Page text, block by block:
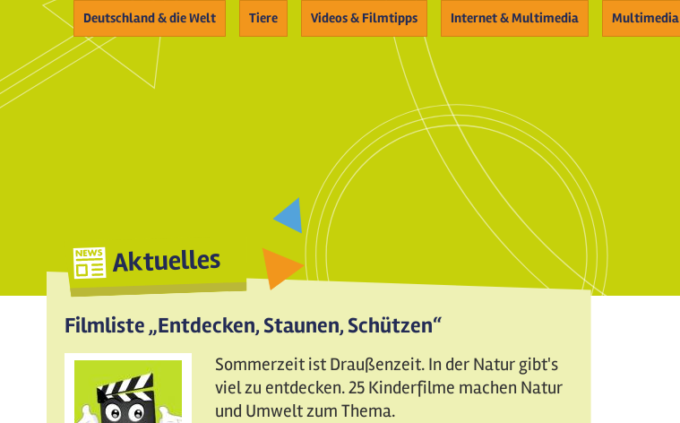
Deutschland & die Welt Tiere Videos & Filmtipps Internet & Multimedia Multimedia
Aktuelles
Filmliste „Entdecken, Staunen, Schützen“
Sommerzeit ist Draußenzeit. In der Natur gibt's
viel zu entdecken. 25 Kinderfilme machen Natur
und Umwelt zum Thema.